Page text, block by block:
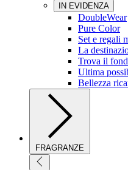
IN EVIDENZA
DoubleWear
Pure Color
Set e regali
La
Trova il
Ultima
Bellezza
FRAGRANZE